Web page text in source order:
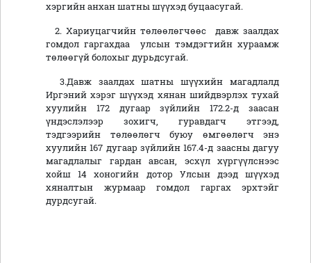
хэргийн анхан шатны шүүхэд буцаасугай.
2. Хариуцагчийн төлөөлөгчөөс давж заалдах
гомдол гаргахдаа улсын тэмдэгтийн хураамж
төлөөгүй болохыг дурьдсугай.
3.Давж заалдах шатны шүүхийн магадлалд
Иргэний хэрэг шүүхэд хянан шийдвэрлэх тухай
хуулийн 172 дугаар зүйлийн 172.2-д заасан
үндэслэлээр зохигч, гуравдагч этгээд,
тэдгээрийн төлөөлөгч буюу өмгөөлөгч энэ
хуулийн 167 дугаар зүйлийн 167.4-д заасны дагуу
магадлалыг гардан авсан, эсхүл хүргүүлснээс
хойш 14 хоногийн дотор Улсын дээд шүүхэд
хяналтын журмаар гомдол гаргах эрхтэйг
дурдсугай.